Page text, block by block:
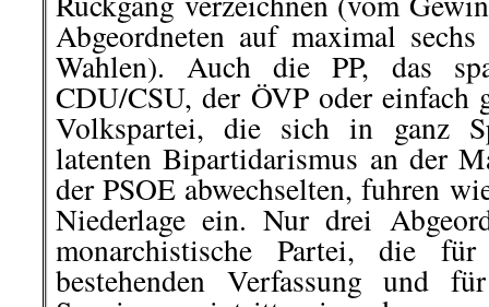
Abgeordneten auf maximal
Wahlen). Auch die PP, das
CDU/CSU, der ÖVP oder einfach
Volkspartei, die sich in ganz
latenten Bipartidarismus an der
der PSOE abwechselten, fuhren
Niederlage ein. Nur drei
monarchistische Partei, die
bestehenden Verfassung und